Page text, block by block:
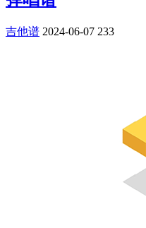
吉他谱 2024-06-07 233